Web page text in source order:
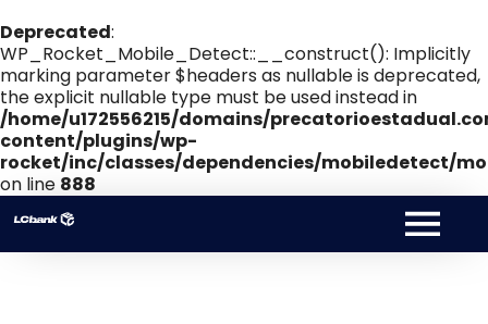
Deprecated:
WP_Rocket_Mobile_Detect::__construct(): Implicitly
marking parameter $headers as nullable is deprecated,
the explicit nullable type must be used instead in
/home/u172556215/domains/
content/plugins/wp-
rocket/inc/classes/dependencies/mobiledetect/
on line 888